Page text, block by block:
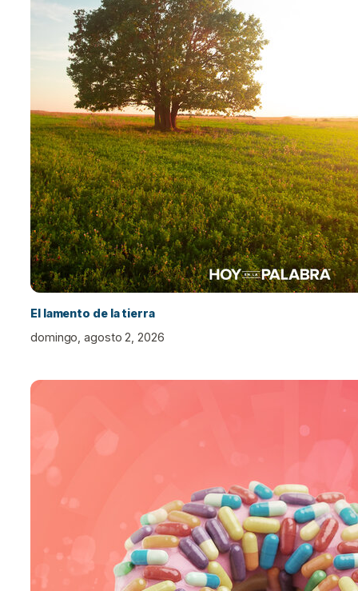
El lamento de la tierra
domingo, agosto 2, 2026